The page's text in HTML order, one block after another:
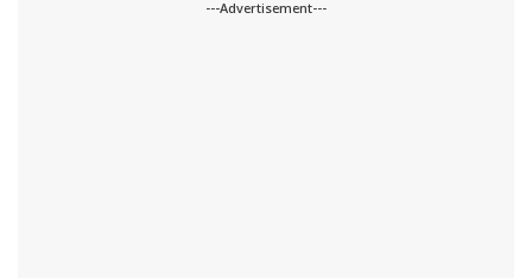
---Advertisement---